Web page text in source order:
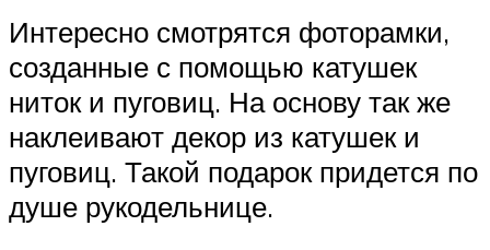
Интересно смотрятся фоторамки,
созданные с помощью катушек
ниток и пуговиц. На основу так же
наклеивают декор из катушек и
пуговиц. Такой подарок придется по
душе рукодельнице.